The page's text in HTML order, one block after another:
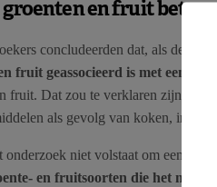
groenten en fruit beter
concludeerden dat, als de
fruit geassocieerd is met een
fruit. Dat zou te verklaren zijn door
als gevolg van koken,
niet volstaat om een
en fruitsoorten die het meest